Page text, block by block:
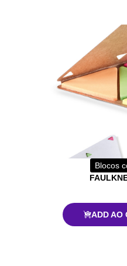
Blocos
ADD AO